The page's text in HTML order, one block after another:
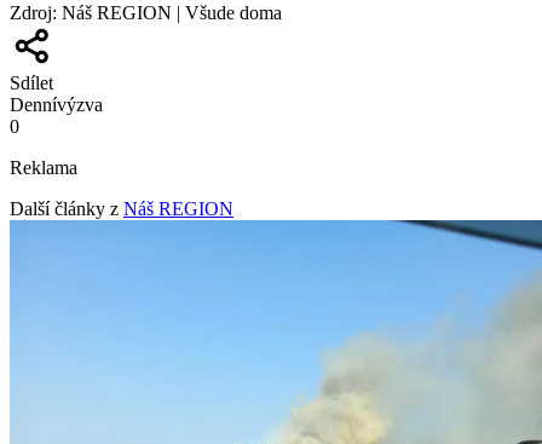
Zdroj: Náš REGION | Všude doma
Sdílet
Dennívýzva
0
Reklama
Další články z Náš REGION